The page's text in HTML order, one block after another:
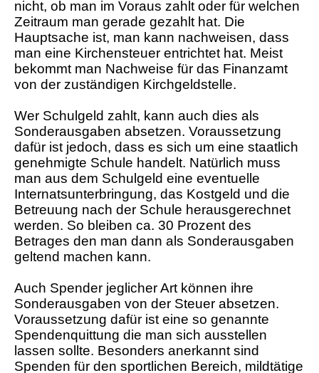
nicht, ob man im Voraus zahlt oder für welchen
Zeitraum man gerade gezahlt hat. Die
Hauptsache ist, man kann nachweisen, dass
man eine Kirchensteuer entrichtet hat. Meist
bekommt man Nachweise für das Finanzamt
von der zuständigen Kirchgeldstelle.
Wer Schulgeld zahlt, kann auch dies als
Sonderausgaben absetzen. Voraussetzung
dafür ist jedoch, dass es sich um eine staatlich
genehmigte Schule handelt. Natürlich muss
man aus dem Schulgeld eine eventuelle
Internatsunterbringung, das Kostgeld und die
Betreuung nach der Schule herausgerechnet
werden. So bleiben ca. 30 Prozent des
Betrages den man dann als Sonderausgaben
geltend machen kann.
Auch Spender jeglicher Art können ihre
Sonderausgaben von der Steuer absetzen.
Voraussetzung dafür ist eine so genannte
Spendenquittung die man sich ausstellen
lassen sollte. Besonders anerkannt sind
Spenden für den sportlichen Bereich, mildtätige